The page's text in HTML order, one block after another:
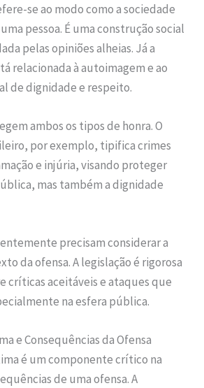
se ao modo como a sociedade
pessoa. É uma construção social
pelas opiniões alheias. Já a
relacionada à autoimagem e ao
de dignidade e respeito.
ambos os tipos de honra. O
por exemplo, tipifica crimes
e injúria, visando proteger
mas também a dignidade
precisam considerar a
da ofensa. A legislação é rigorosa
críticas aceitáveis e ataques que
na esfera pública.
e Consequências da Ofensa
é um componente crítico na
de uma ofensa. A